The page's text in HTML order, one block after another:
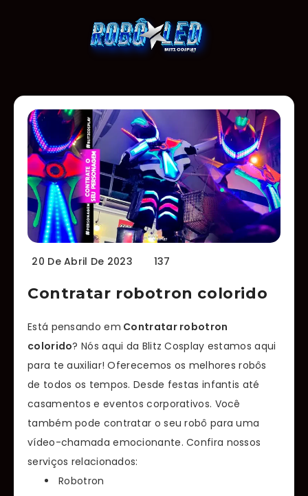
20 De Abril De 2023 137
Contratar robotron colorido
Está pensando em Contratar robotron
colorido? Nós aqui da Blitz Cosplay estamos aqui
para te auxiliar! Oferecemos os melhores robôs
de todos os tempos. Desde festas infantis até
casamentos e eventos corporativos. Você
também pode contratar o seu robô para uma
vídeo-chamada emocionante. Confira nossos
serviços relacionados:
Robotron